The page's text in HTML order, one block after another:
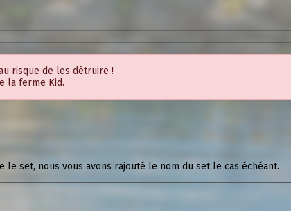
risque de les détruire !
la ferme Kid.
le set, nous vous avons rajouté le nom du set le cas échéant.